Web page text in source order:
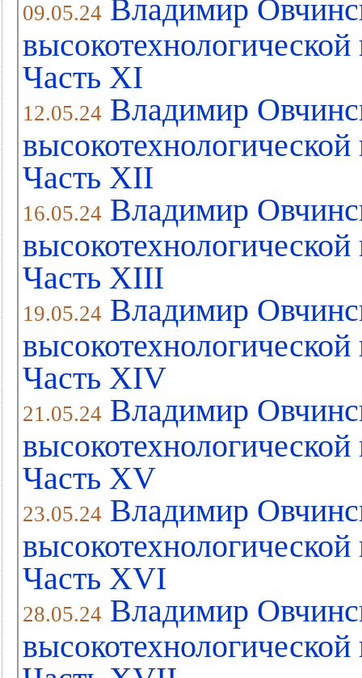
09.05.24 Владимир
Часть XI
12.05.24 Владимир
Часть XII
16.05.24 Владимир
Часть XIII
19.05.24 Владимир
Часть XIV
21.05.24 Владимир
Часть XV
23.05.24 Владимир
Часть XVI
28.05.24 Владимир